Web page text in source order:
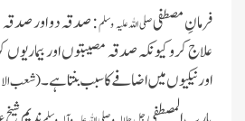
فرمانِ مصطفیصلی اللہ علیہ وسلم: صدقہ دو اور
علاج کرو کیونکہ صدقہ مصیبتوں اور بیماریوں
اور نیکیوں میں اضافے کا سبب بنتا ہے۔(شعب